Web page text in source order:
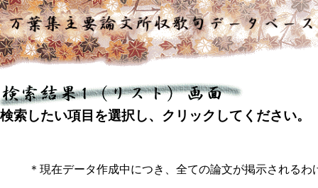
検索したい項目を選択し、クリックしてください。
＊現在データ作成中につき、全ての論文が掲示されるわ